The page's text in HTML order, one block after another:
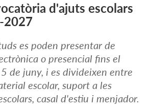
d'ajuts escolars
2027
es poden presentar de
o presencial fins el
de juny, i es divideixen entre
escolar, suport a les
casal d'estiu i menjador.